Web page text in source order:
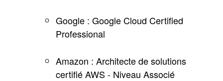
Google : Google Cloud Certified
Professional
Amazon : Architecte de solutions
certifié AWS - Niveau Associé